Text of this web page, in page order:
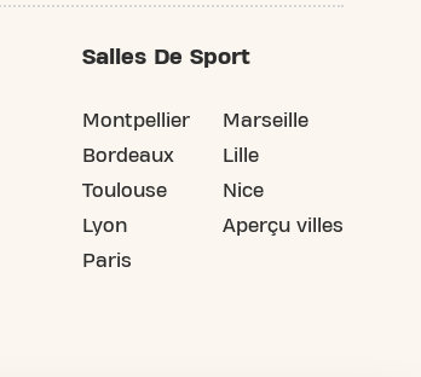
Salles De Sport
Montpellier
Bordeaux
Toulouse
Lyon
Paris
Marseille
Lille
Nice
Aperçu villes